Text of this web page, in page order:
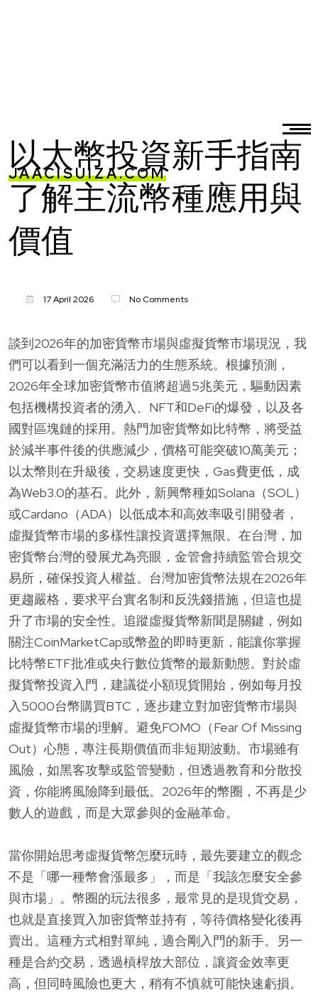
JAACISUIZA.COM
以太幣投資新手指南
了解主流幣種應用與
價值
17 April 2026 No Comments
談到2026年的加密貨幣市場與虛擬貨幣市場現況，我
們可以看到一個充滿活力的生態系統。根據預測，
2026年全球加密貨幣市值將超過5兆美元，驅動因素
包括機構投資者的湧入、NFT和DeFi的爆發，以及各
國對區塊鏈的採用。熱門加密貨幣如比特幣，將受益
於減半事件後的供應減少，價格可能突破10萬美元；
以太幣則在升級後，交易速度更快，Gas費更低，成
為Web3.0的基石。此外，新興幣種如Solana（SOL）
或Cardano（ADA）以低成本和高效率吸引開發者，
虛擬貨幣市場的多樣性讓投資選擇無限。在台灣，加
密貨幣台灣的發展尤為亮眼，金管會持續監管合規交
易所，確保投資人權益。台灣加密貨幣法規在2026年
更趨嚴格，要求平台實名制和反洗錢措施，但這也提
升了市場的安全性。追蹤虛擬貨幣新聞是關鍵，例如
關注CoinMarketCap或幣盈的即時更新，能讓你掌握
比特幣ETF批准或央行數位貨幣的最新動態。對於虛
擬貨幣投資入門，建議從小額現貨開始，例如每月投
入5000台幣購買BTC，逐步建立對加密貨幣市場與
虛擬貨幣市場的理解。避免FOMO（Fear Of Missing
Out）心態，專注長期價值而非短期波動。市場雖有
風險，如黑客攻擊或監管變動，但透過教育和分散投
資，你能將風險降到最低。2026年的幣圈，不再是少
數人的遊戲，而是大眾參與的金融革命。
當你開始思考虛擬貨幣怎麼玩時，最先要建立的觀念
不是「哪一種幣會漲最多」，而是「我該怎麼安全參
與市場」。幣圈的玩法很多，最常見的是現貨交易，
也就是直接買入加密貨幣並持有，等待價格變化後再
賣出。這種方式相對單純，適合剛入門的新手。另一
種是合約交易，透過槓桿放大部位，讓資金效率更
高，但同時風險也更大，稍有不慎就可能快速虧損。